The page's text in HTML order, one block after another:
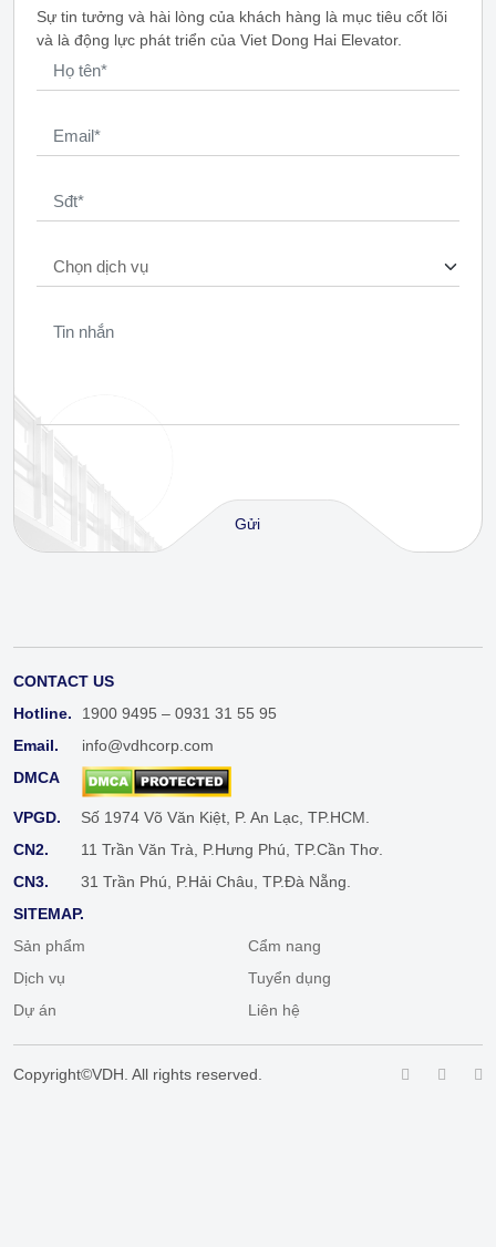
Sự tin tưởng và hài lòng của khách hàng là mục tiêu cốt lõi
và là động lực phát triển của Viet Dong Hai Elevator.
CONTACT US
Hotline.
1900 9495 – 0931 31 55 95
Email.
info@vdhcorp.com
DMCA
VPGD.
Số 1974 Võ Văn Kiệt, P. An Lạc, TP.HCM.
CN2.
11 Trần Văn Trà, P.Hưng Phú, TP.Cần Thơ.
CN3.
31 Trần Phú, P.Hải Châu, TP.Đà Nẵng.
SITEMAP.
Sản phẩm
Cẩm nang
Dịch vụ
Tuyển dụng
Dự án
Liên hệ
Copyright©VDH. All rights reserved.